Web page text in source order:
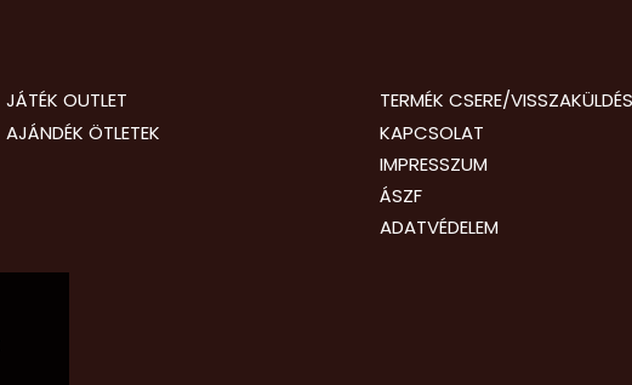
JÁTÉK OUTLET
AJÁNDÉK ÖTLETEK
TERMÉK CSERE/VISSZAKÜLDÉS
KAPCSOLAT
IMPRESSZUM
ÁSZF
ADATVÉDELEM